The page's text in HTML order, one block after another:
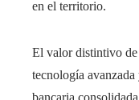
en el territorio.
El valor distintivo de
tecnología
bancaria